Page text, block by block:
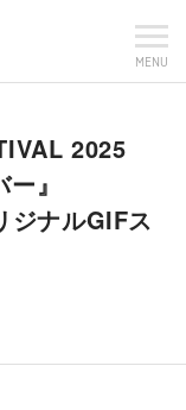
MENU
2025
』
ジナルGIFス